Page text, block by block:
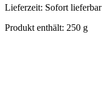
Lieferzeit: Sofort lieferbar
Produkt enthält: 250 g